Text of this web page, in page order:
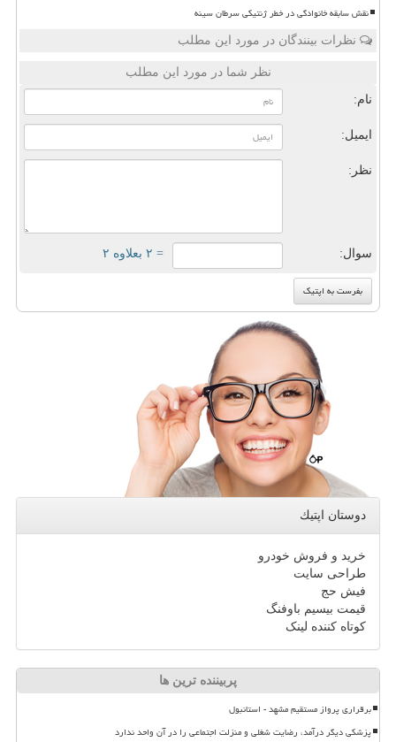
نقش سابقه خانوادگی در خطر ژنتیکی سرطان سینه
نظرات بینندگان در مورد این مطلب
نظر شما در مورد این مطلب
نام:
ایمیل:
نظر:
سوال: = ۲ بعلاوه ۲
دوستان اپتیك
خرید و فروش خودرو
طراحی سایت
فیش حج
قیمت بیسیم باوفنگ
کوتاه کننده لینک
پربیننده ترین ها
برقراری پرواز مستقیم مشهد - استانبول
پزشکی دیگر درآمد، رضایت شغلی و منزلت اجتماعی را در آن واحد ندارد